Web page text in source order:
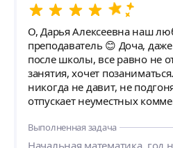
О, Дарья Алексеевна наш
преподаватель 😊 Доча, даже если устала
после школы, все равно не
занятия, хочет
никогда не давит, не
отпускает неуместных
Всегда проходят
школы. Помогает
Выполненная задача
Начальная математика, год